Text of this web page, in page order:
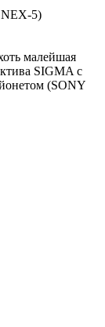
5)
малейшая
SIGMA с
(SONY